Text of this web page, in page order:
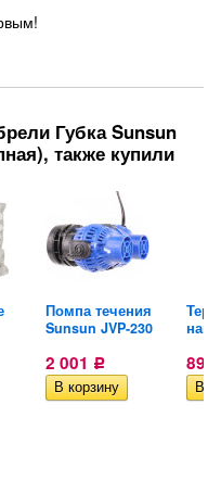
Губка Sunsun
также купили
Помпа течения
Sunsun JVP-230
2 001 Р